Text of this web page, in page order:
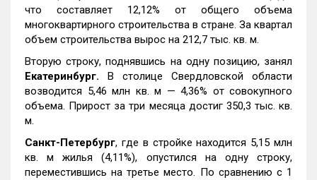
что составляет 12,12% от общего объема
многоквартирного строительства в стране. За квартал
объем строительства вырос на 212,7 тыс. кв. м.
Вторую строку, поднявшись на одну позицию, занял
Екатеринбург. В столице Свердловской области
возводится 5,46 млн кв. м — 4,36% от совокупного
объема. Прирост за три месяца достиг 350,3 тыс. кв.
м.
Санкт-Петербург, где в стройке находится 5,15 млн
кв. м жилья (4,11%), опустился на одну строку,
переместившись на третье место. По сравнению с 1